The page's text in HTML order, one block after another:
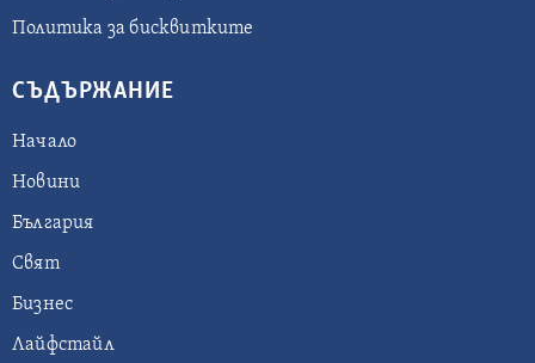
Политика за бисквитките
СЪДЪРЖАНИЕ
Начало
Новини
България
Свят
Бизнес
Лайфстайл